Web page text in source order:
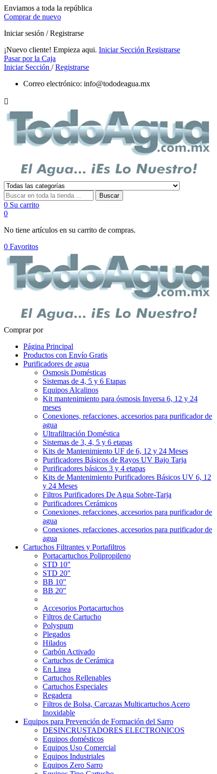
Enviamos a toda la república
Comprar de nuevo
Iniciar sesión / Registrarse
¡Nuevo cliente! Empieza aqui. Iniciar Sección Registrarse
Pasar por la Caja
Iniciar Sección /Registrarse
Correo electrónico: info@tododeagua.mx

Buscar
0 Su carrito
0
No tiene artículos en su carrito de compras.
0 Favoritos
Comprar por
Página Principal
Productos con Envío Gratis
Purificadores de agua
Osmosis Domésticas
Sistemas de 4, 5 y 6 Etapas
Equipos Alcalinos
Kit mantenimiento para ósmosis Inversa 6, 12 y 24
meses
Conexiones, refacciones, accesorios para purificador de
agua
Ultrafiltración Doméstica
Sistemas de 3, 4, 5 y 6 etapas
Kits de Mantenimiento UF de 6, 12 y 24 Meses
Purificadores Básicos de Rayos UV Bajo Tarja
Purificadores básicos 3 y 4 etapas
Kits de Mantenimiento Purificadores Básicos UV 6, 12
y 24 Meses
Filtros Purificadores De Agua Sobre-Tarja
Purificadores Cerámicos
Conexiones, refacciones, accesorios para purificador de
agua
Conexiones, refacciones, accesorios para purificador de
agua
Cartuchos Filtrantes y Portafiltros
Portacartuchos Polipropileno
STD 10"
STD 20"
BB 10"
BB 20"
Accesorios Portacartuchos
Filtros de Cartucho
Polyspum
Plegados
Hilados
Carbón Activado
Cartuchos de Cerámica
En Linea
Cartuchos Rellenables
Cartuchos Especiales
Regadera
Filtros de Bolsa, Carcazas Multicartuchos Acero
Inoxidable
Equipos para Prevención de Formación del Sarro
DESINCRUSTADORES ELECTRONICOS
Equipos domésticos
Equipos Uso Comercial
Equipos Industriales
Equipos Zero Sarro